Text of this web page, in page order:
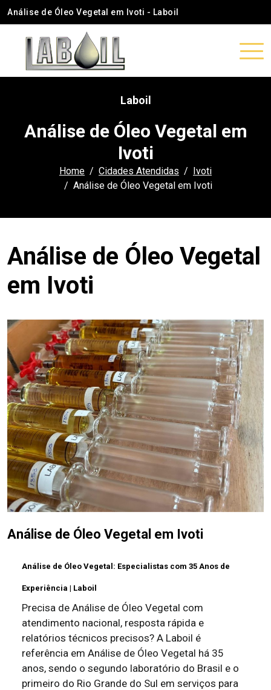
Análise de Óleo Vegetal em Ivoti - Laboil
Laboil
Análise de Óleo Vegetal em
Ivoti
Home Cidades Atendidas
Ivoti
Análise de Óleo Vegetal em Ivoti
Análise de Óleo Vegetal
em Ivoti
Análise de Óleo Vegetal em Ivoti
Análise de Óleo Vegetal: Especialistas com 35 Anos de
Experiência | Laboil
Precisa de Análise de Óleo Vegetal com
atendimento nacional, resposta rápida e
relatórios técnicos precisos? A Laboil é
referência em Análise de Óleo Vegetal há 35
anos, sendo o segundo laboratório do Brasil e o
primeiro do Rio Grande do Sul em serviços para